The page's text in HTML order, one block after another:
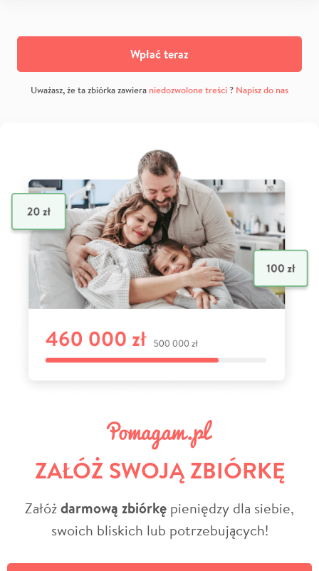
Wpłać teraz
Uważasz, że ta zbiórka zawiera niedozwolone treści? Napisz do nas
ZAŁÓŻ SWOJĄ ZBIÓRKĘ
Załóżdarmową zbiórkę pieniędzy dla siebie,
swoich bliskich lub potrzebujących!